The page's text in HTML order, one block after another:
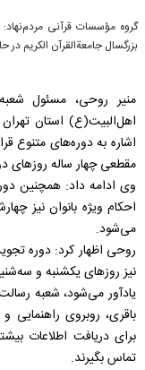
گروه مؤسسات قرآنی
بزرگسال جامعةالقرآن الکریم
منیر روحی، مسئول شعبه
اهل‌البیت(ع) استان
اشاره به دوره‌های متنوع
مقطعی چهار ساله روزهای دوشنبه و
می‌شود.
روحی اظهار کرد: دوره
نیز روزهای یکشنبه و سه‌شنیه از ساعت ۱۴ تا
یادآور می‌شود، شعبه
تماس بگیرند.